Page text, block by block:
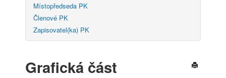
Místopředseda PK
Členové PK
Zapisovatel(ka) PK
Grafická část